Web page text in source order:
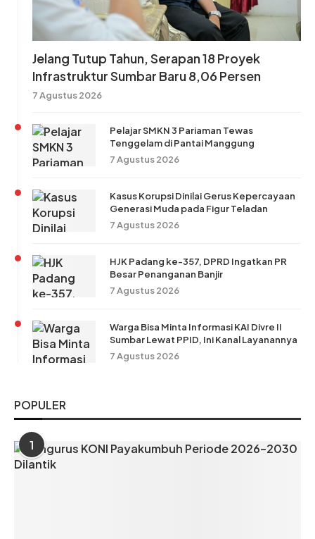
Jelang Tutup Tahun, Serapan 18 Proyek
Infrastruktur Sumbar Baru 8,06 Persen
7 Agustus 2026
Pelajar SMKN 3 Pariaman Tewas
Tenggelam di Pantai Manggung
7 Agustus 2026
Kasus Korupsi Dinilai Gerus Kepercayaan
Generasi Muda pada Figur Teladan
7 Agustus 2026
HJK Padang ke-357, DPRD Ingatkan PR
Besar Penanganan Banjir
7 Agustus 2026
Warga Bisa Minta Informasi KAI Divre II
Sumbar Lewat PPID, Ini Kanal Layanannya
7 Agustus 2026
POPULER
1